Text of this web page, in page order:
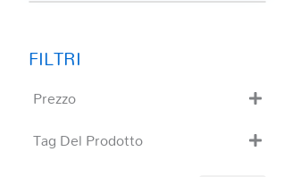
Prezzo
Tag Del Prodotto